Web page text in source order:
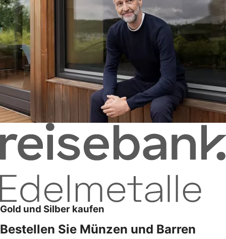
Gold und Silber kaufen
Bestellen Sie Münzen und Barren